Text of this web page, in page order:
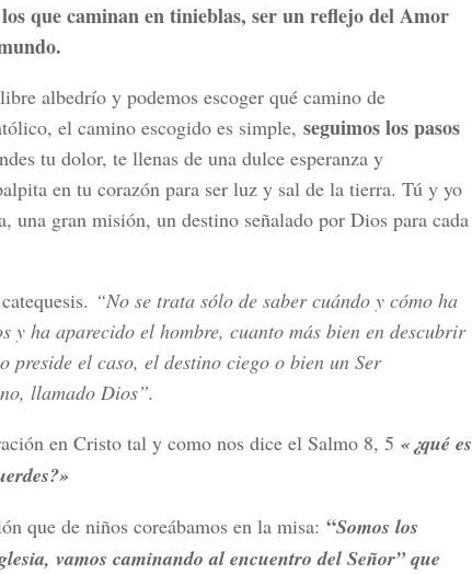
que caminan en tinieblas, ser un reflejo del Amor
albedrío y podemos escoger qué camino de
el camino escogido es simple, seguimos los pasos
tu dolor, te llenas de una dulce esperanza y
en tu corazón para ser luz y sal de la tierra. Tú y yo
una gran misión, un destino señalado por Dios para cada
“No se trata sólo de saber cuándo y cómo ha
y ha aparecido el hombre, cuanto más bien en descubrir
preside el caso, el destino ciego o bien un Ser
llamado Dios”.
en Cristo tal y como nos dice el Salmo 8, 5 «¿qué es
que de niños coreábamos en la misa: “Somos los
vamos caminando al encuentro del Señor” que